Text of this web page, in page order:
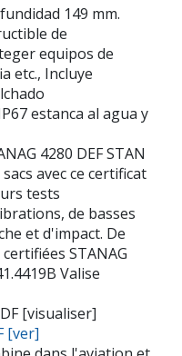
149 mm.
de
equipos de
etc., Incluye
estanca al agua y
4280 DEF STAN
avec ce certificat
tests
de basses
et d'impact. De
STANAG
Valise
[visualiser]
[ver]